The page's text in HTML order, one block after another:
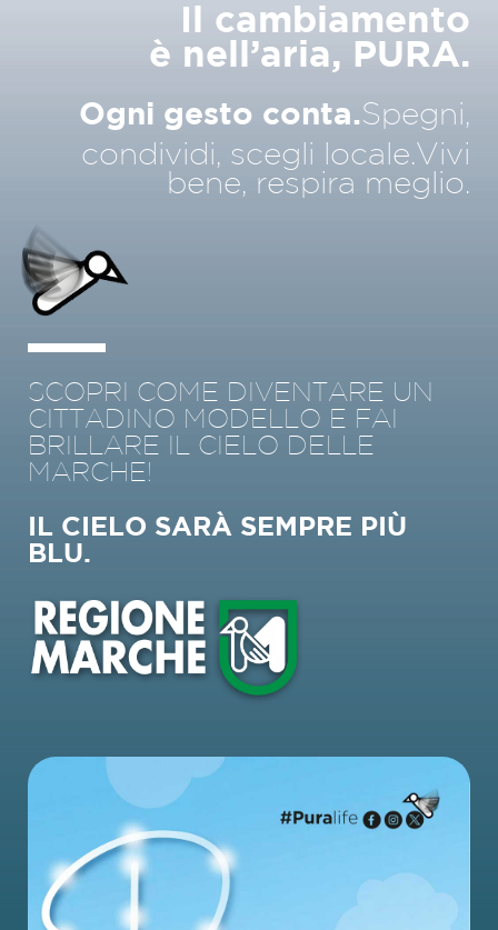
Il cambiamento
è nell’aria, PURA.
Ogni gesto conta.Spegni,
condividi, scegli locale.Vivi
bene, respira meglio.
SCOPRI COME DIVENTARE UN
CITTADINO MODELLO E FAI
BRILLARE IL CIELO DELLE
MARCHE!
IL CIELO SARÀ SEMPRE PIÙ
BLU.